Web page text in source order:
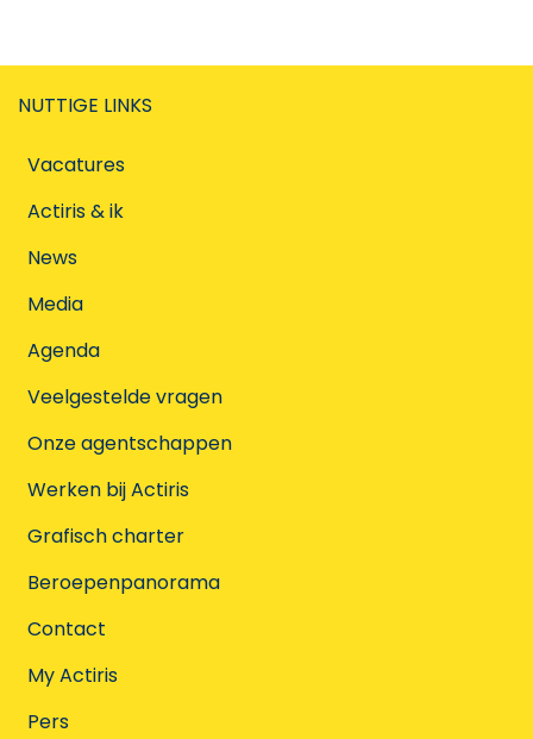
NUTTIGE LINKS
Vacatures
Actiris & ik
News
Media
Agenda
Veelgestelde vragen
Onze agentschappen
Werken bij Actiris
Grafisch charter
Beroepenpanorama
Contact
My Actiris
Pers